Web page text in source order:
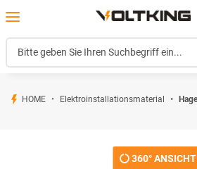
HOME Elektroinstallationsmaterial
360° ANSICHT